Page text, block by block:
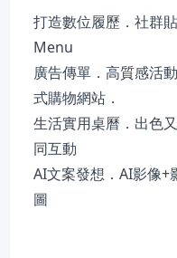
打造數位履歷．社群
Menu
廣告傳單．高質感活
式購物網站．
生活實用桌曆．出色
同互動
AI文案發想．AI影像+
圖